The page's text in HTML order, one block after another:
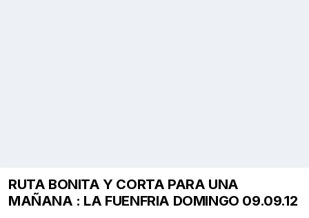
RUTA BONITA Y CORTA PARA UNA
MAÑANA : LA FUENFRIA DOMINGO 09.09.12